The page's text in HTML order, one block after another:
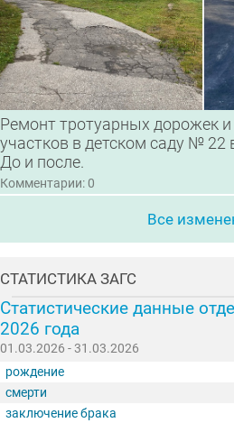
Ремонт тротуарных дорожек
участков в детском саду № 22
До и после.
Комментарии: 0
Все
СТАТИСТИКА ЗАГС
Статистические данные
2026 года
01.03.2026 - 31.03.2026
рождение
смерти
заключение брака